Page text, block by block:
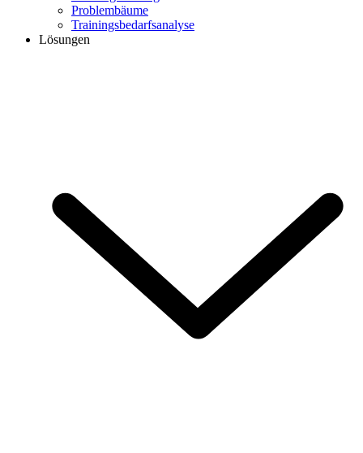
Problembäume
Trainingsbedarfsanalyse
Lösungen